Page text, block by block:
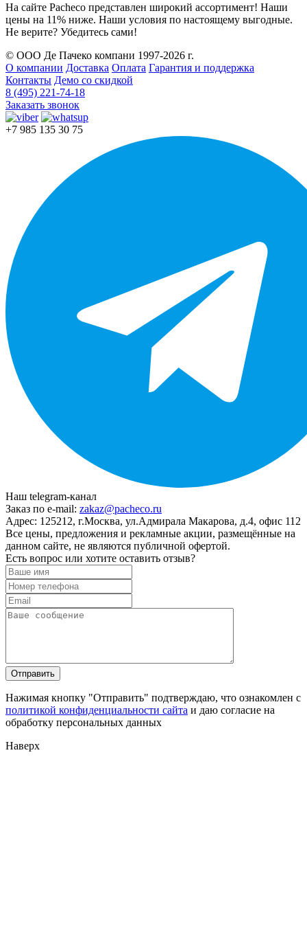
На сайте Pacheco представлен широкий ассортимент! Наши
цены на 11% ниже. Наши условия по настоящему выгодные.
Не верите? Убедитесь сами!
© ООО Де Пачеко компани 1997-2026 г.
О компании Доставка Оплата Гарантия и поддержка
Контакты Демо со скидкой
8 (495) 221-74-18
Заказать звонок
+7 985 135 30 75
Наш telegram-канал
Заказ по e-mail: zakaz@pacheco.ru
Адрес: 125212, г.Москва, ул.Адмирала Макарова, д.4, офис 112
Все цены, предложения и рекламные акции, размещённые на
данном сайте, не являются публичной офертой.
Есть вопрос или хотите оставить отзыв?
Нажимая кнопку "Отправить" подтверждаю, что ознакомлен с
политикой конфиденциальности сайта и даю согласие на
обработку персональных данных
Наверх